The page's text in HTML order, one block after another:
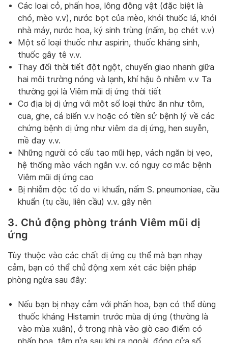
Các loại cỏ, phấn hoa, lông động vật (đặc biệt là
chó, mèo v.v), nước bọt của mèo, khói thuốc lá, khói
nhà máy, nước hoa, ký sinh trùng (nấm, bọ chét v.v)
Một số loại thuốc như aspirin, thuốc kháng sinh,
thuốc gây tê v.v.
Thay đổi thời tiết đột ngột, chuyển giao nhanh giữa
hai môi trường nóng và lạnh, khí hậu ô nhiễm v.v Ta
thường gọi là Viêm mũi dị ứng thời tiết
Cơ địa bị dị ứng với một số loại thức ăn như tôm,
cua, ghẹ, cá biển v.v hoặc có tiền sử bệnh lý về các
chứng bệnh dị ứng như viêm da dị ứng, hen suyễn,
mề đay v.v.
Những người có cấu tạo mũi hẹp, vách ngăn bị vẹo,
hệ thống mào vách ngắn v.v. có nguy cơ mắc bệnh
Viêm mũi dị ứng cao
Bị nhiễm độc tố do vi khuẩn, nấm S. pneumoniae, cầu
khuẩn (tụ cầu, liên cầu) v.v. gây nên
3. Chủ động phòng tránh Viêm mũi dị
ứng
Tùy thuộc vào các chất dị ứng cụ thể mà bạn nhạy
cảm, bạn có thể chủ động xem xét các biện pháp
phòng ngừa sau đây:
Nếu bạn bị nhạy cảm với phấn hoa, bạn có thể dùng
thuốc kháng Histamin trước mùa dị ứng (thường là
vào mùa xuân), ở trong nhà vào giờ cao điểm có